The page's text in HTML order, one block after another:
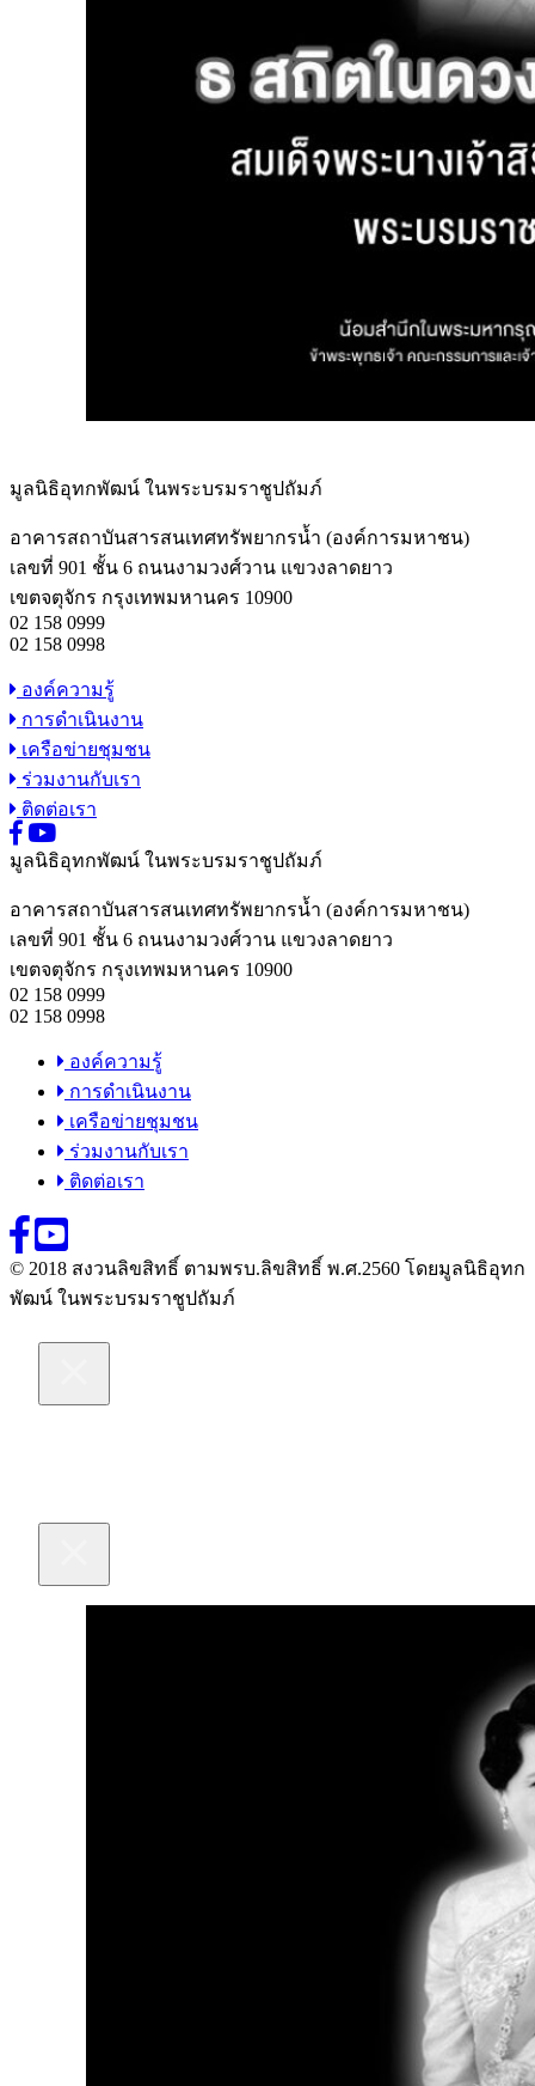
มูลนิธิอุทกพัฒน์ ในพระบรมราชูปถัมภ์
อาคารสถาบันสารสนเทศทรัพยากรน้ำ (องค์การมหาชน)
เลขที่ 901 ชั้น 6 ถนนงามวงศ์วาน แขวงลาดยาว
เขตจตุจักร กรุงเทพมหานคร 10900
02 158 0999
02 158 0998
องค์ความรู้
การดำเนินงาน
เครือข่ายชุมชน
ร่วมงานกับเรา
ติดต่อเรา
มูลนิธิอุทกพัฒน์ ในพระบรมราชูปถัมภ์
อาคารสถาบันสารสนเทศทรัพยากรน้ำ (องค์การมหาชน)
เลขที่ 901 ชั้น 6 ถนนงามวงศ์วาน แขวงลาดยาว
เขตจตุจักร กรุงเทพมหานคร 10900
02 158 0999
02 158 0998
องค์ความรู้
การดำเนินงาน
เครือข่ายชุมชน
ร่วมงานกับเรา
ติดต่อเรา
© 2018 สงวนลิขสิทธิ์ ตามพรบ.ลิขสิทธิ์ พ.ศ.2560 โดยมูลนิธิอุทก
พัฒน์ ในพระบรมราชูปถัมภ์